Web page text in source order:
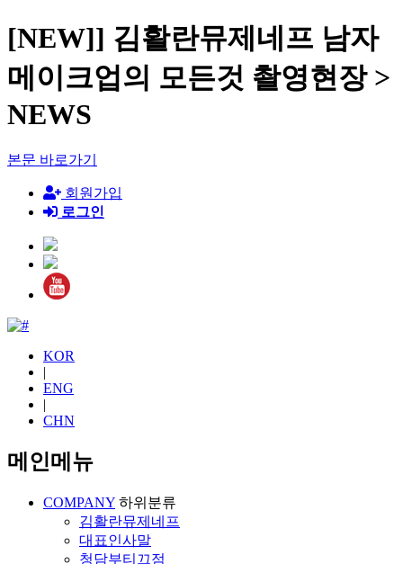
[NEW]] 김활란뮤제네프 남자
메이크업의 모든것 촬영현장 >
NEWS
본문 바로가기
회원가입
로그인
KOR
|
ENG
|
CHN
메인메뉴
COMPANY 하위분류
김활란뮤제네프
대표인사말
청담부티끄점